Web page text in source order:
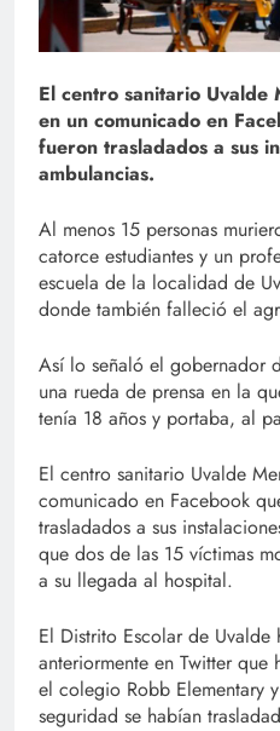
El centro sanitario
en un comunicado en
fueron trasladados a sus
ambulancias.
Al menos 15 personas
catorce estudiantes y un
escuela de la localidad de
donde también falleció el
Así lo señaló el gobernador
una rueda de prensa en la
tenía 18 años y portaba, al
El centro sanitario Uvalde
comunicado en Facebook
trasladados a sus
que dos de las 15 víctimas
a su llegada al hospital.
El Distrito Escolar de Uvalde
anteriormente en Twitter
el colegio Robb Elementary
seguridad se habían